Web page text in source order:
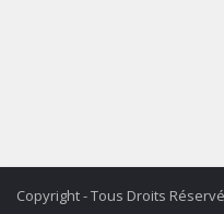
Copyright - Tous Droits